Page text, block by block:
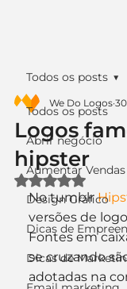
Todos os posts
Abrir negócio
Aumentar Vendas
Design Gráfico
Dicas de
Dicas de
Todos os posts
Logos
hipster
We Do Logos
Avaliado com
No tumblr
versões de
Fontes em
se cruzando
adotadas na